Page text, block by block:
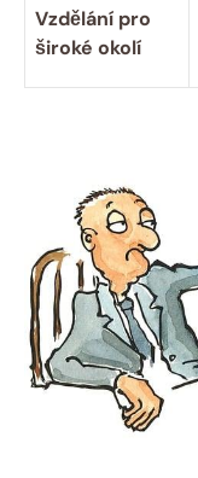
Vzdělání pro
široké okolí